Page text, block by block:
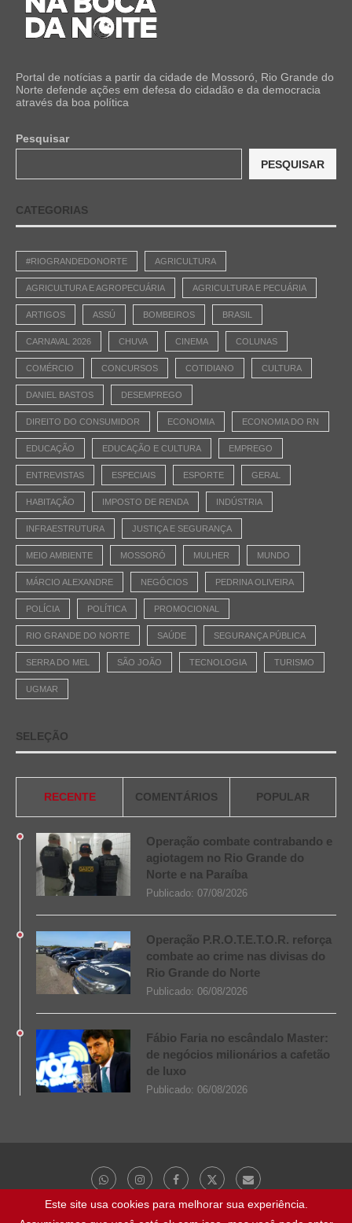
Portal de notícias a partir da cidade de Mossoró, Rio Grande do
Norte defende ações em defesa do cidadão e da democracia
através da boa política
Pesquisar
PESQUISAR
CATEGORIAS
#RIOGRANDEDONORTE AGRICULTURA
AGRICULTURA E AGROPECUÁRIA AGRICULTURA E PECUÁRIA
ARTIGOS ASSÚ BOMBEIROS BRASIL
CARNAVAL 2026 CHUVA CINEMA COLUNAS
COMÉRCIO CONCURSOS COTIDIANO CULTURA
DANIEL BASTOS DESEMPREGO
DIREITO DO CONSUMIDOR ECONOMIA ECONOMIA DO RN
EDUCAÇÃO EDUCAÇÃO E CULTURA EMPREGO
ENTREVISTAS ESPECIAIS ESPORTE GERAL
HABITAÇÃO IMPOSTO DE RENDA INDÚSTRIA
INFRAESTRUTURA JUSTIÇA E SEGURANÇA
MEIO AMBIENTE MOSSORÓ MULHER MUNDO
MÁRCIO ALEXANDRE NEGÓCIOS PEDRINA OLIVEIRA
POLÍCIA POLÍTICA PROMOCIONAL
RIO GRANDE DO NORTE SAÚDE SEGURANÇA PÚBLICA
SERRA DO MEL SÃO JOÃO TECNOLOGIA TURISMO
UGMAR
SELEÇÃO
RECENTE COMENTÁRIOS POPULAR
Operação combate contrabando e
agiotagem no Rio Grande do
Norte e na Paraíba
Publicado: 07/08/2026
Operação P.R.O.T.E.T.O.R. reforça
combate ao crime nas divisas do
Rio Grande do Norte
Publicado: 06/08/2026
Fábio Faria no escândalo Master:
de negócios milionários a cafetão
de luxo
Publicado: 06/08/2026
Este site usa cookies para melhorar sua experiência.